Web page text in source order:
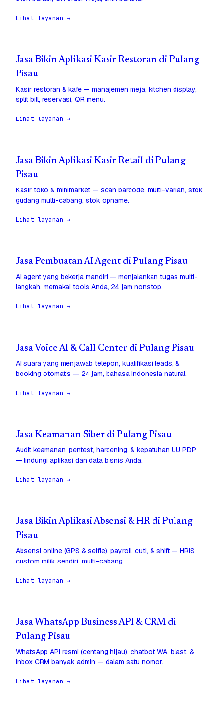
Lihat layanan →
Jasa Bikin Aplikasi Kasir Restoran di Pulang
Pisau
Kasir restoran & kafe — manajemen meja, kitchen display,
split bill, reservasi, QR menu.
Lihat layanan →
Jasa Bikin Aplikasi Kasir Retail di Pulang
Pisau
Kasir toko & minimarket — scan barcode, multi-varian, stok
gudang multi-cabang, stok opname.
Lihat layanan →
Jasa Pembuatan AI Agent di Pulang Pisau
AI agent yang bekerja mandiri — menjalankan tugas multi-
langkah, memakai tools Anda, 24 jam nonstop.
Lihat layanan →
Jasa Voice AI & Call Center di Pulang Pisau
AI suara yang menjawab telepon, kualifikasi leads, &
booking otomatis — 24 jam, bahasa Indonesia natural.
Lihat layanan →
Jasa Keamanan Siber di Pulang Pisau
Audit keamanan, pentest, hardening, & kepatuhan UU PDP
— lindungi aplikasi dan data bisnis Anda.
Lihat layanan →
Jasa Bikin Aplikasi Absensi & HR di Pulang
Pisau
Absensi online (GPS & selfie), payroll, cuti, & shift — HRIS
custom milik sendiri, multi-cabang.
Lihat layanan →
Jasa WhatsApp Business API & CRM di
Pulang Pisau
WhatsApp API resmi (centang hijau), chatbot WA, blast, &
inbox CRM banyak admin — dalam satu nomor.
Lihat layanan →